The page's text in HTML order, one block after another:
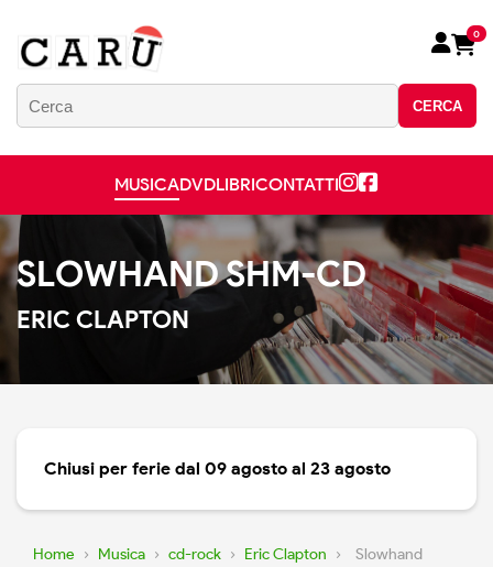
CERCA
0
MUSICADVDLIBRICONTATTI
SLOWHAND SHM-CD
ERIC CLAPTON
Chiusi per ferie dal 09 agosto al 23 agosto
Home › Musica › cd-rock › Eric Clapton ›
Slowhand